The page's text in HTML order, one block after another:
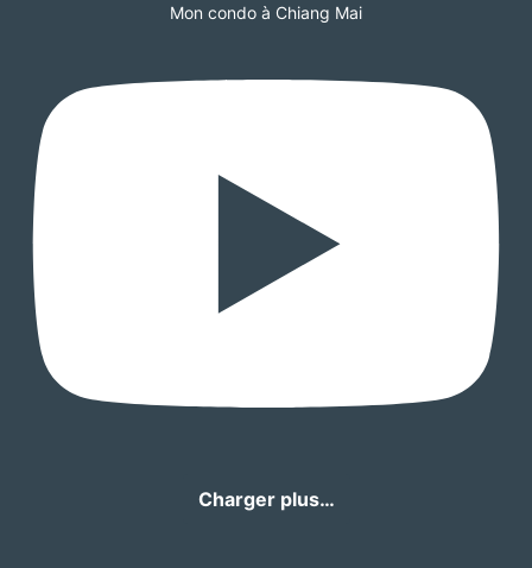
Mon condo à Chiang Mai
Charger plus…